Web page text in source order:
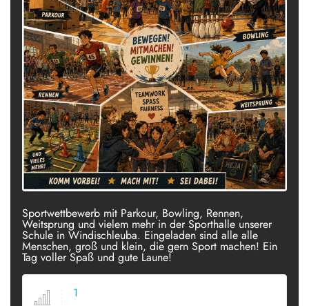
Sportwettbewerb mit Parkour, Bowling, Rennen,
Weitsprung und vielem mehr in der Sporthalle unserer
Schule in Windischleuba. Eingeladen sind alle alle
Menschen, groß und klein, die gern Sport machen! Ein
Tag voller Spaß und gute Laune!
1